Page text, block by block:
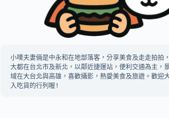
小噗夫妻倆是中永和在地部落客，分享美食及走走拍拍
大都在台北市及新北，以鄰近捷運站，便利交通為主，
域在大台北與高雄，喜歡攝影，熱愛美食及旅遊。歡迎
入吃貨的行列喔!